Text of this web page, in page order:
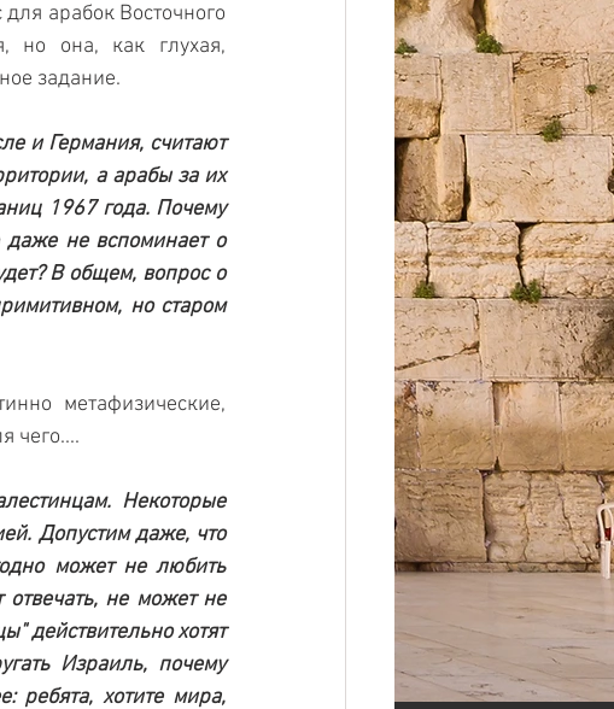
арабок Восточного
но она, как глухая,
задание.
и Германия, считают
а арабы за их
1967 года. Почему
даже не вспоминает о
В общем, вопрос о
но старом
метафизические,
чего....
Некоторые
Допустим даже, что
может не любить
отвечать, не может не
действительно хотят
Израиль, почему
ребята, хотите мира,